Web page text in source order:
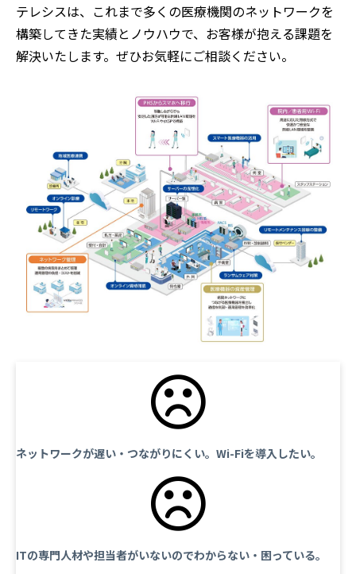
テレシスは、これまで多くの医療機関のネットワークを
構築してきた実績とノウハウで、お客様が抱える課題を
解決いたします。ぜひお気軽にご相談ください。
ネットワークが遅い・つながりにくい。Wi-Fiを導入したい。
ITの専門人材や担当者がいないのでわからない・困っている。